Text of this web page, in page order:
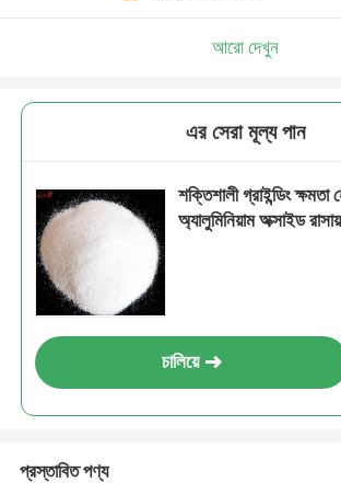
আরো দেখুন
এর সেরা মূল্য পান
শক্তিশালী গ্রাইন্ডিং ক্ষমতা
অ্যালুমিনিয়াম অক্সাইড
চালিয়ে
প্রস্তাবিত পণ্য